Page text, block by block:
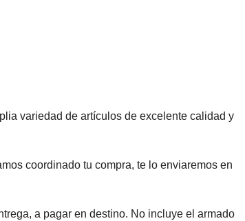
variedad de artículos de excelente calidad y
coordinado tu compra, te lo enviaremos en
a pagar en destino. No incluye el armado